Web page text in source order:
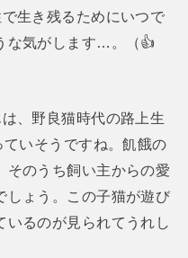
生き残るためにいつで
な気がします…。（👍
、野良猫時代の路上生
いそうですね。飢餓の
そのうち飼い主からの愛
しょう。この子猫が遊び
いるのが見られてうれし